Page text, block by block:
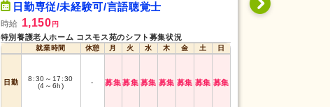
日勤専従/未経験可/言語聴覚士
時給 1,150 円
特別養護老人ホーム コスモス苑のシフト募集状況
就業時間 休憩 月 火 水 木 金 土 日
日勤 8:30 ～ 17:30
(4 ～ 6h) - 募集募集 募集 募集 募集 募集 募集
日勤専従/未